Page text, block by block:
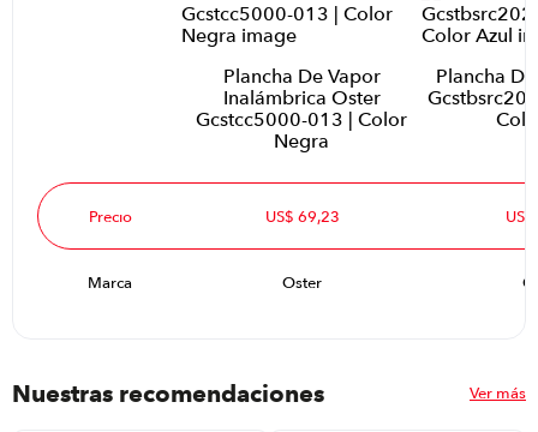
Plancha De Vapor
Inalámbrica Oster
Gcstcc5000-013 | Color
Negra
Plancha
Precio US$ 69,23
Marca Oster
Nuestras recomendaciones Ver más